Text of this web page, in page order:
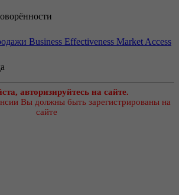
Business Effectiveness Market Access
авторизируйтесь на сайте.
Вы должны быть зарегистрированы на
сайте